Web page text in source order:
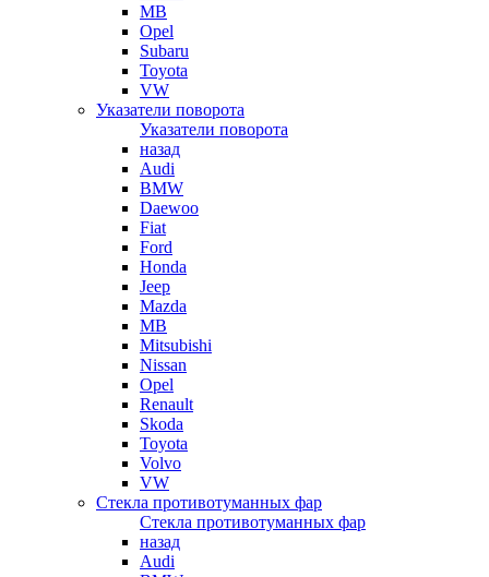
MB
Opel
Subaru
Toyota
VW
Указатели поворота
Указатели поворота
назад
Audi
BMW
Daewoo
Fiat
Ford
Honda
Jeep
Mazda
MB
Mitsubishi
Nissan
Opel
Renault
Skoda
Toyota
Volvo
VW
Стекла противотуманных фар
Стекла противотуманных фар
назад
Audi